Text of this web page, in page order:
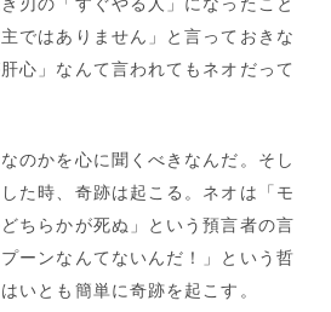
ではありません」と言っておきな
心」なんて言われてもネオだって
のかを心に聞くべきなんだ。そし
た時、奇跡は起こる。ネオは「モ
ちらかが死ぬ」という預言者の言
ーンなんてないんだ！」という哲
いとも簡単に奇跡を起こす。